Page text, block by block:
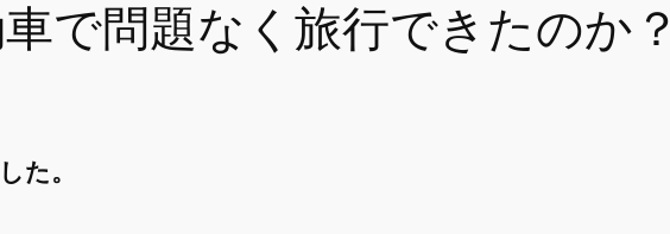
で問題なく旅行できたのか？
た。